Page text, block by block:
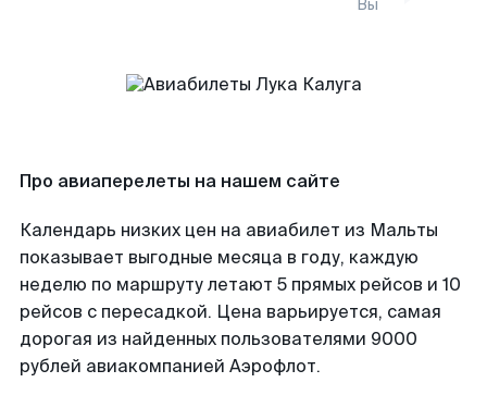
Вы
Про авиаперелеты на нашем сайте
Календарь низких цен на авиабилет из Мальты
показывает выгодные месяца в году, каждую
неделю по маршруту летают 5 прямых рейсов и 10
рейсов с пересадкой. Цена варьируется, самая
дорогая из найденных пользователями 9000
рублей авиакомпанией Аэрофлот.